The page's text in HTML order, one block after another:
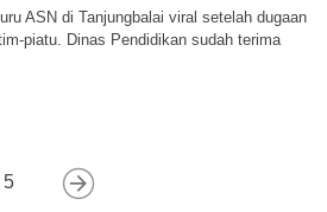
ASN di Tanjungbalai viral setelah dugaan
piatu. Dinas Pendidikan sudah terima
5